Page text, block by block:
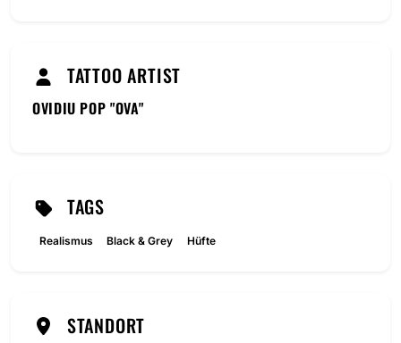
TATTOO ARTIST
OVIDIU POP "OVA"
TAGS
Realismus Black & Grey Hüfte
STANDORT